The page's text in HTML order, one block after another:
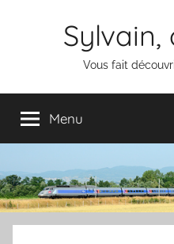
Sylvain,
Vous fait
Menu